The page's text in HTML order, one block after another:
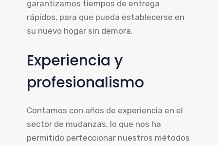
garantizamos tiempos de entrega
rápidos, para que pueda establecerse en
su nuevo hogar sin demora.
Experiencia y
profesionalismo
Contamos con años de experiencia en el
sector de mudanzas, lo que nos ha
permitido perfeccionar nuestros métodos